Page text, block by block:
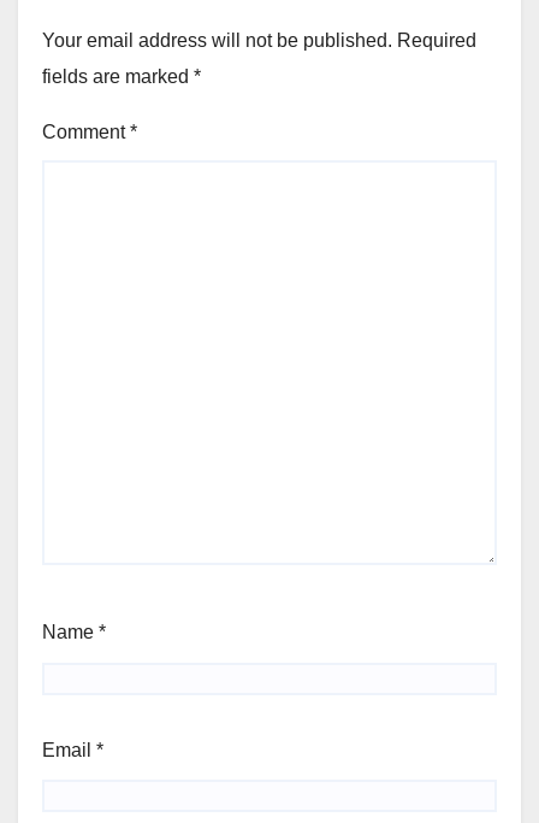
Your email address will not be published. Required
fields are marked *
Comment*
Name *
Email *